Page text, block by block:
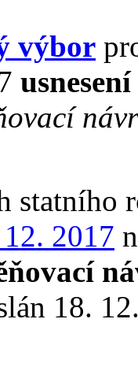
výbor
usnesení
statního
2017
18.